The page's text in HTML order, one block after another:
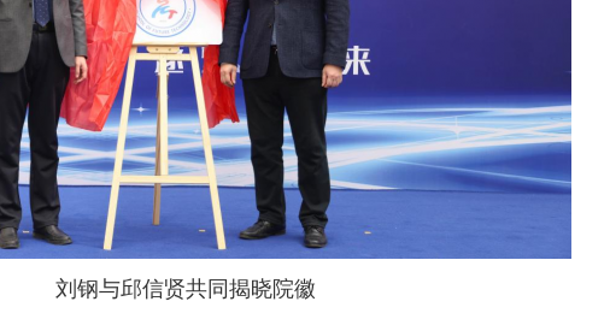
刘钢与邱信贤共同揭晓院徽